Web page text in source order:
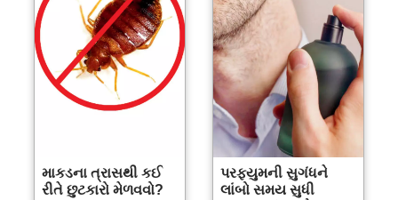
માકડના ત્રાસથી કઈ
રીતે છુટકારો મેળવવો?
પરફ્યુમની સુગંધને
લાંબો સમય સુધી